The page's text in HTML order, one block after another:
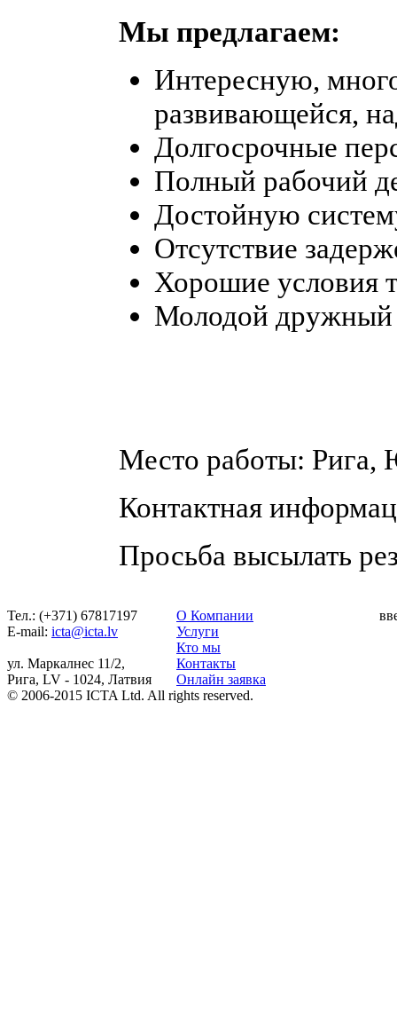
Мы предлагаем:
Интересную,
развивающейся,
Долгосрочные
Полный рабочий
Достойную
Отсутствие
Хорошие условия
Молодой дружный
Место работы: Рига,
Контактная
Просьба высылать
Тел.: (+371) 67817197
Е-mail: icta@icta.lv
ул. Маркалнес 11/2,
Рига, LV - 1024, Латвия
О Компании
Услуги
Кто мы
Контакты
Онлайн заявка
© 2006-2015 ICTA Ltd. All rights reserved.